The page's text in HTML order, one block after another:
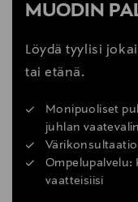
MUODIN
Löydä tyylisi
tai etänä.
Monipuoliset
juhlan
Ompelupalvelu:
vaatteisiisi